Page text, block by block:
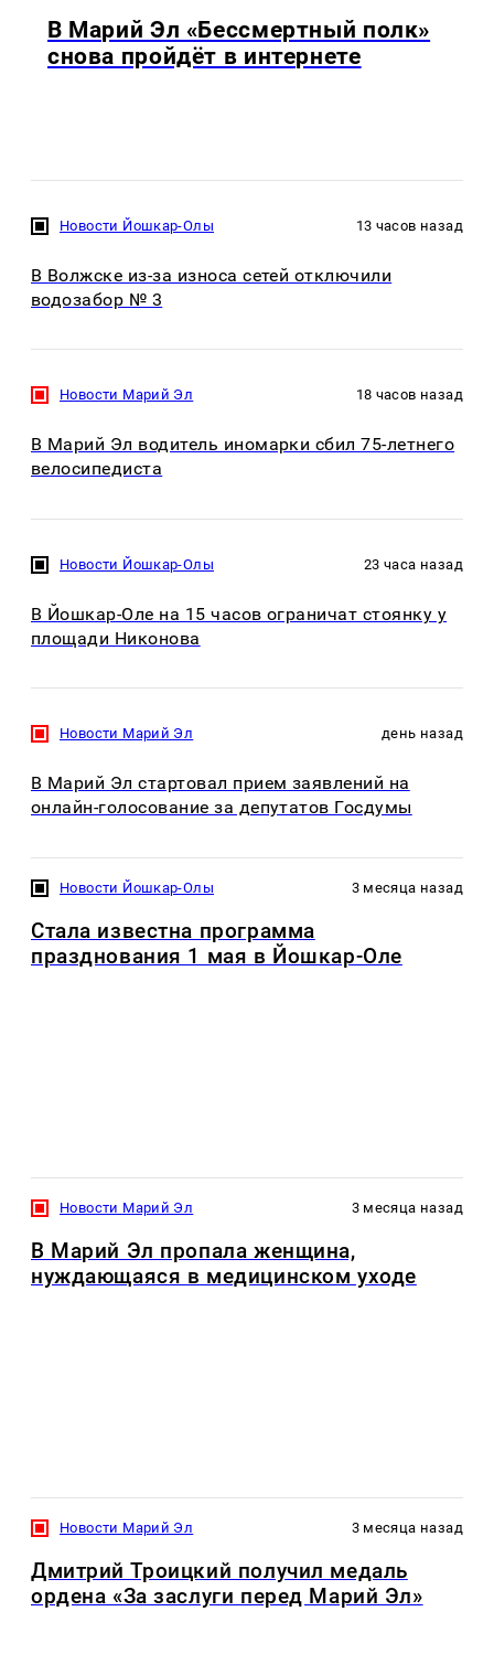
В Марий Эл «Бессмертный полк»
снова пройдёт в интернете
Новости Йошкар-Олы 13 часов назад
В Волжске из-за износа сетей отключили
водозабор № 3
Новости Марий Эл 18 часов назад
В Марий Эл водитель иномарки сбил 75-летнего
велосипедиста
Новости Йошкар-Олы 23 часа назад
В Йошкар-Оле на 15 часов ограничат стоянку у
площади Никонова
Новости Марий Эл день назад
В Марий Эл стартовал прием заявлений на
онлайн-голосование за депутатов Госдумы
Новости Йошкар-Олы 3 месяца назад
Стала известна программа
празднования 1 мая в Йошкар-Оле
Новости Марий Эл 3 месяца назад
В Марий Эл пропала женщина,
нуждающаяся в медицинском уходе
Новости Марий Эл 3 месяца назад
Дмитрий Троицкий получил медаль
ордена «За заслуги перед Марий Эл»